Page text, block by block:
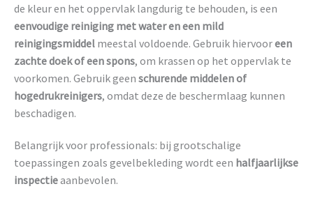
de kleur en het oppervlak langdurig te behouden, is een
eenvoudige reiniging met water en een mild
reinigingsmiddel meestal voldoende. Gebruik hiervooreen
zachte doek of een spons, om krassen op het oppervlak te
voorkomen. Gebruik geen schurende middelen of
hogedrukreinigers, omdat deze de beschermlaag kunnen
beschadigen.
Belangrijk voor professionals: bij grootschalige
toepassingen zoals gevelbekleding wordt een halfjaarlijkse
inspectieaanbevolen.